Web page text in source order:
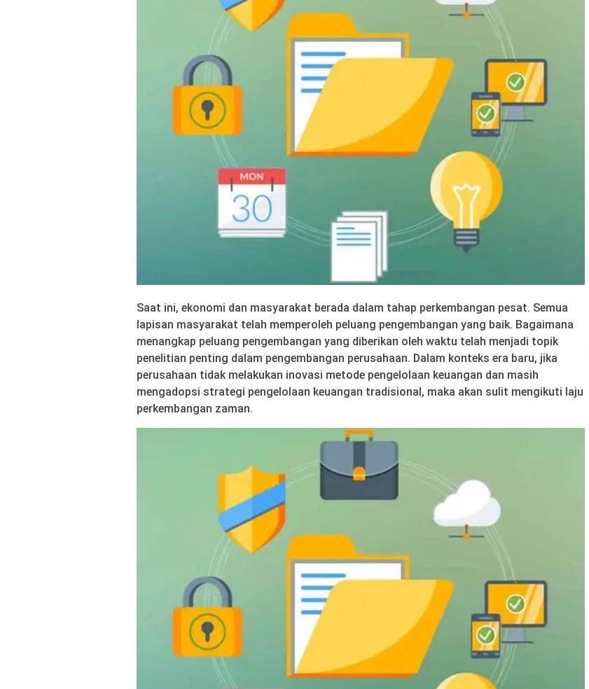
Saat ini, ekonomi dan masyarakat berada dalam tahap perkembangan pesat. Semua
lapisan masyarakat telah memperoleh peluang pengembangan yang baik. Bagaimana
menangkap peluang pengembangan yang diberikan oleh waktu telah menjadi topik
penelitian penting dalam pengembangan perusahaan. Dalam konteks era baru, jika
perusahaan tidak melakukan inovasi metode pengelolaan keuangan dan masih
mengadopsi strategi pengelolaan keuangan tradisional, maka akan sulit mengikuti laju
perkembangan zaman.